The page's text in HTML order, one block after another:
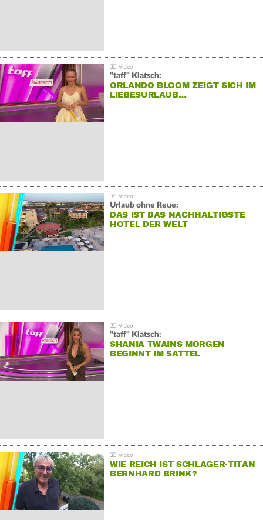
"taff" Klatsch:
ORLANDO BLOOM ZEIGT SICH IM
LIEBESURLAUB…
Urlaub ohne Reue:
DAS IST DAS NACHHALTIGSTE
HOTEL DER WELT
"taff" Klatsch:
SHANIA TWAINS MORGEN
BEGINNT IM SATTEL
WIE REICH IST SCHLAGER-TITAN
BERNHARD BRINK?